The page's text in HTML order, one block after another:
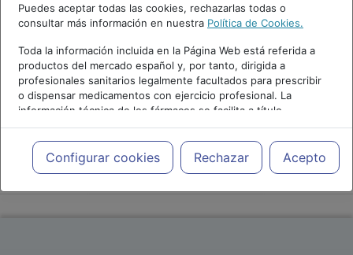
Puedes aceptar todas las cookies, rechazarlas todas o
consultar más información en nuestra Política de Cookies.
Toda la información incluida en la Página Web está referida a
productos del mercado español y, por tanto, dirigida a
profesionales sanitarios legalmente facultados para prescribir
o dispensar medicamentos con ejercicio profesional. La
información técnica de los fármacos se facilita a título
meramente informativo, siendo responsabilidad de los
profesionales facultados prescribir medicamentos y decidir, en
cada caso concreto, el tratamiento más adecuado a las
necesidades del paciente.
Configurar cookies Rechazar Acepto
PUBLICIDAD